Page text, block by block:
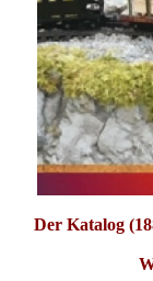
Der Katalog